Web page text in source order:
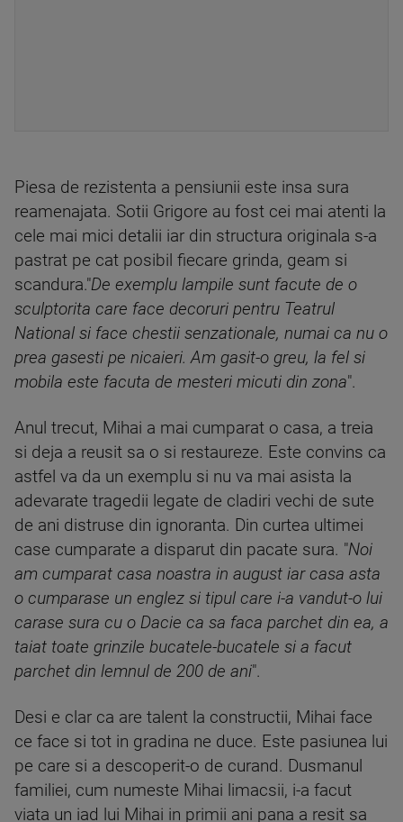
Piesa de rezistenta a pensiunii este insa sura
reamenajata. Sotii Grigore au fost cei mai atenti la
cele mai mici detalii iar din structura originala s-a
pastrat pe cat posibil fiecare grinda, geam si
scandura."De exemplu lampile sunt facute de o
sculptorita care face decoruri pentru Teatrul
National si face chestii senzationale, numai ca nu o
prea gasesti pe nicaieri. Am gasit-o greu, la fel si
mobila este facuta de mesteri micuti din zona".
Anul trecut, Mihai a mai cumparat o casa, a treia
si deja a reusit sa o si restaureze. Este convins ca
astfel va da un exemplu si nu va mai asista la
adevarate tragedii legate de cladiri vechi de sute
de ani distruse din ignoranta. Din curtea ultimei
case cumparate a disparut din pacate sura. "Noi
am cumparat casa noastra in august iar casa asta
o cumparase un englez si tipul care i-a vandut-o lui
carase sura cu o Dacie ca sa faca parchet din ea, a
taiat toate grinzile bucatele-bucatele si a facut
parchet din lemnul de 200 de ani".
Desi e clar ca are talent la constructii, Mihai face
ce face si tot in gradina ne duce. Este pasiunea lui
pe care si a descoperit-o de curand. Dusmanul
familiei, cum numeste Mihai limacsii, i-a facut
viata un iad lui Mihai in primii ani pana a resit sa